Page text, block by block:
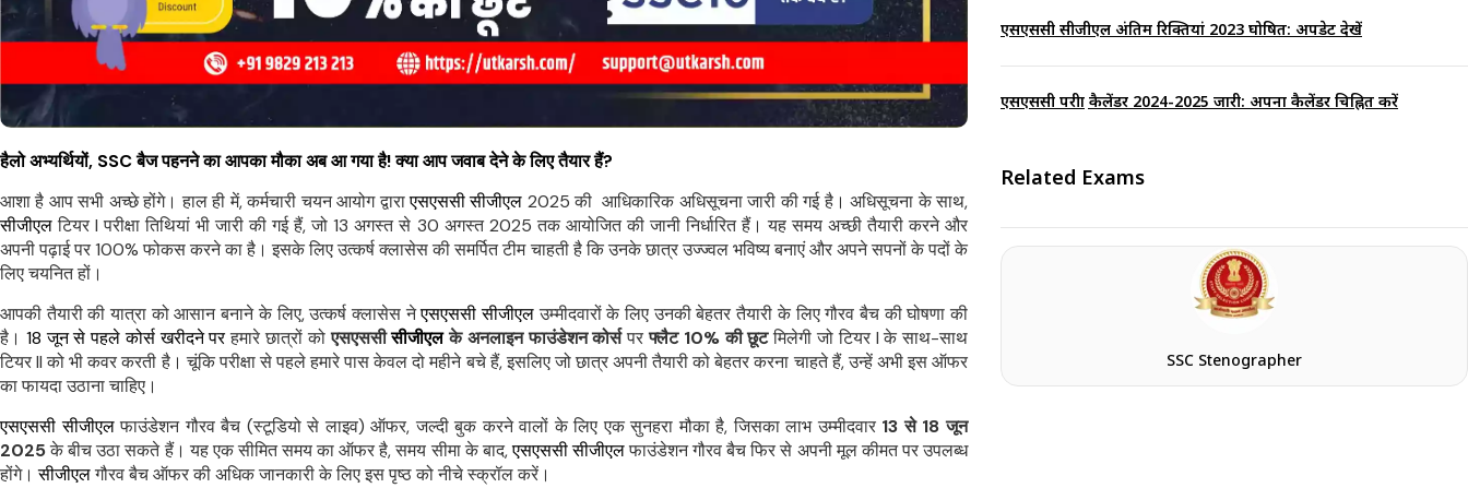
हैलो अभ्यर्थियों, SSC बैज पहनने का आपका मौका अब आ गया है! क्या आप जवाब देने के लिए तैयार हैं?
आशा है आप सभी अच्छे होंगे। हाल ही में, कर्मचारी चयन आयोग द्वाराएसएससी सीजीएल 2025 की आधिकारिक अधिसूचना जारी की गई है। अधिसूचना के साथ,
सीजीएल टियर I परीक्षा तिथियां भी जारी की गई हैं, जो 13 अगस्त से 30 अगस्त 2025 तक आयोजित की जानी निर्धारित हैं। यह समय अच्छी तैयारी करने और
अपनी पढ़ाई पर 100% फोकस करने का है। इसके लिए उत्कर्ष क्लासेस की समर्पित टीम चाहती है कि उनके छात्र उज्ज्वल भविष्य बनाएं और अपने सपनों के पदों के
लिए चयनित हों।
आपकी तैयारी की यात्रा को आसान बनाने के लिए, उत्कर्ष क्लासेस नेएसएससी सीजीएलउम्मीदवारों के लिए उनकी बेहतर तैयारी के लिए गौरव बैच की घोषणा की
है। 18 जून से पहले कोर्स खरीदने परहमारे छात्रों कोएसएससीसीजीएलके अनलाइन फाउंडेशन कोर्सपरफ्लैट 10% की छूटमिलेगी जो टियर I के साथ-साथ
टियर II को भी कवर करती है। चूंकि परीक्षा से पहले हमारे पास केवल दो महीने बचे हैं, इसलिए जो छात्र अपनी तैयारी को बेहतर करना चाहते हैं, उन्हें अभी इस ऑफर
का फायदा उठाना चाहिए।
एसएससी सीजीएलफाउंडेशन गौरव बैच (स्टूडियो से लाइव) ऑफर, जल्दी बुक करने वालों के लिए एक सुनहरा मौका है, जिसका लाभ उम्मीदवार 13 से 18 जून
2025के बीच उठा सकते हैं। यह एक सीमित समय का ऑफर है, समय सीमा के बाद,एसएससी सीजीएलफाउंडेशन गौरव बैच फिर से अपनी मूल कीमत पर उपलब्ध
होंगे।सीजीएलगौरव बैच ऑफर की अधिक जानकारी के लिए इस पृष्ठ को नीचे स्क्रॉल करें।
एसएससी सीजीएल अंतिम रिक्तियां 2023 घोषित: अपडेट देखें
एसएससी परीक्षा कैलेंडर 2024-2025 जारी: अपना कैलेंडर चिह्नित करें
Related Exams
SSC Stenographer